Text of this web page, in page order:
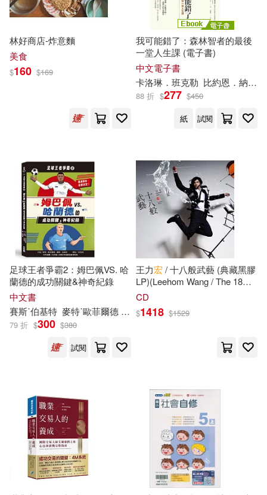
教育部直屬同濟大學留德預備部(1
9)
深圳華強數字動漫有限公司(19)
蘿拉．英格斯．懷德(19)
（美）富蘭克林(19)
(蘇)比安基(18)
EZLanguage編輯部(18)
吳建豪(18) 根華編輯部(18)
檜垣憲朗(18) 陳從周(18)
（英）亞當·斯密(18)
(英)格雷厄姆(17) Asuka(17)
三島由紀夫(17)
現代出版社(125)
上海文藝出版社(124)
接力出版社(124)
目川文化數位股份有限公司(124)
哈爾濱工業大學出版社(123)
北京體育大學出版社(122)
九州出版社(119)
上海交通大學出版社(115)
林好商店-炸意麵
美食
$160 $169
我可能錯了：森林智者的最後
一堂人生課 (電子書)
中文電子書
卡洛琳．班克勒 比約恩．納提科．林德布勞
88 折 $277 $450
紙
試閱
足球王者爭霸2：姆巴佩VS. 哈
蘭德的成功關鍵&神奇紀錄
中文書
賽斯˙伯基特 麥特˙歐菲爾德 彭有翊
79 折 $300 $380
試閱
王力宏 / 十八般武藝 (典藏黑膠
LP)(Leehom Wang / The 18
Martial Arts (Standard Vinyl))
CD
$1418 $1529